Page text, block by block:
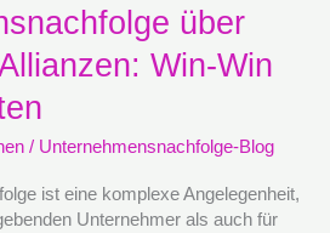
über
Win-Win
/ Unternehmensnachfolge-Blog
ist eine komplexe Angelegenheit,
Unternehmer als auch für